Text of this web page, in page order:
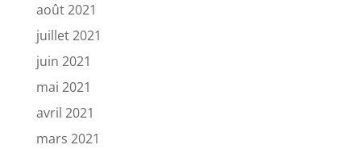
août 2021
juillet 2021
juin 2021
mai 2021
avril 2021
mars 2021